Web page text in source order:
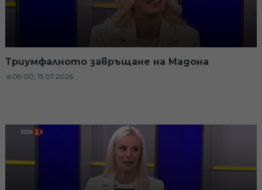
Триумфалното завръщане на Мадона
09:00, 15.07.2026